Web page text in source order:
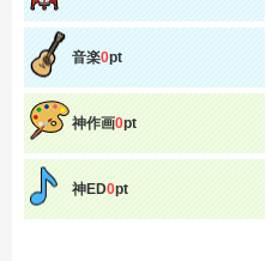
音楽0pt
神作画0pt
神ED0pt